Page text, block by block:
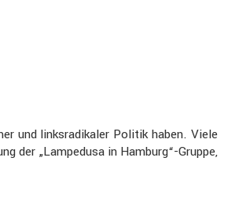
und links­ra­di­kaler Politik haben. Viele
der „Lampe­dusa in Hamburg“-Gruppe,